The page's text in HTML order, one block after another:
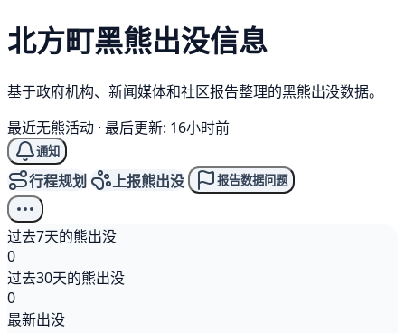
北方町黑熊出没信息
基于政府机构、新闻媒体和社区报告整理的黑熊出没数据。
最近无熊活动 · 最后更新: 16小时前
通知
行程规划 上报熊出没 报告数据问题
过去7天的熊出没
0
过去30天的熊出没
0
最新出没